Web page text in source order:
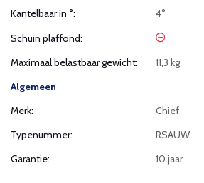
Kantelbaar in °:
4°
Schuin plaffond:
Maximaal belastbaar gewicht:
11,3 kg
Algemeen
Merk:
Chief
Typenummer:
RSAUW
Garantie:
10 jaar